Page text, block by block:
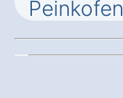
Peinkofen